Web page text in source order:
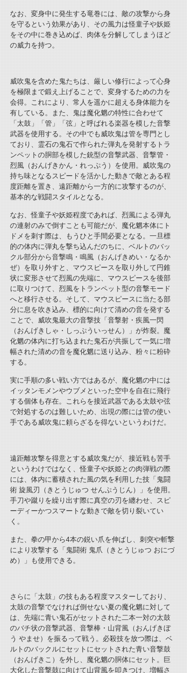
なお、変身中に発生する竜巻には、敵の攻撃から身
を守るという効果があり、その風力は怪童子や妖姫
をその中に巻き込めば、肉体を分解してしまうほど
の威力を持つ。
威吹鬼を含めた鬼たちは、厳しい修行によって心身
を極限まで鍛え上げることで、変身するための力を
会得。これにより、常人を遥かに超える身体能力を
有している。また、鬼は魔化魍の特性に合わせて
「太鼓」「管」「弦」と呼ばれる楽器を模した音撃
武器を使用する。その中でも威吹鬼は管を専門とし
ており、霊石の鬼石で作られた弾丸を発射するトラ
ンペットの胴部を模した銃型の音撃武器、音撃管・
烈風（おんげきかん・れっぷう）を使用。威吹鬼の
持ち味となるスピードを活かした動きで敵とある程
度距離を置き、遠距離から一方的に攻撃するのが、
基本的な戦闘スタイルとなる。
なお、怪童子や妖姫程度であれば、烈風による弾丸
の連射のみで倒すことも可能だが、魔化魍本体にト
ドメを刺す際は、もうひと手間必要となる。一旦標
的の体内に弾丸を撃ち込んだのちに、ベルトのバッ
クル部分から音撃鳴・鳴風（おんげきめい・なるか
ぜ）を取り外すと、マウスピースを取り外して 円錐
状に変形させて烈風の先端に、マウスピースを後部
に取りつけて、烈風を トランペット型の音撃モード
へと移行させる。そして、マウスピースに当たる部
分に息を吹き込み、標的に向けて清めの音を発する
ことで、威吹鬼最大の音撃技「音撃射・疾風一閃
（おんげきしゃ・しっぷういっせん）」が炸裂。魔
化魍の体内に打ち込まれた鬼石が共振して一気に増
幅された清めの音を魔化魍に送り込み、粉々に粉砕
する。
実に手順の多い戦い方ではあるが、魔化魍の中には
イッタンモメンやウブメといった空中を自在に飛行
する個体も存在。これらを接近武器である太鼓や弦
で対処するのは難しいため、出現の際には管の使い
手である威吹鬼に頼らざるを得ないというわけだ。
遠距離攻撃を得意とする威吹鬼だが、接近戦も苦手
というわけではなく、怪童子や妖姫との肉弾戦の際
には、体内に蓄積された風の気を利用した技「鬼闘
術 旋風刃（きとうじゅつ せんぷうじん）」を使用。
手刀や蹴りを繰り出す際に真空の刃を纏わせ、スピ
ーディーかつスマートな動きで敵を切り裂いてい
く。
また、拳の甲から4本の鋭い爪を伸ばし、刺突や斬撃
により攻撃する「鬼闘術 鬼爪（きとうじゅつ おにづ
め）」も使用できる。
さらに「太鼓」の技もある程度マスターしており、
太鼓の音撃でなければ倒せない夏の魔化魍に対して
は、先端に青い鬼石がセットされた二本一対の太鼓
のバチ状の音撃武器、音撃棒・山背風（おんげきぼ
う やませ）を振るって戦う。必殺技を放つ際は、ベ
ルトのバックルにセットにセットされた青い音撃鼓
（おんげきこ）を外し、魔化魍の胴体にセット。巨
大化した音撃鼓に向けて山背風を叩きつけ、増幅さ